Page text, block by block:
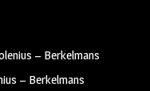
– Berkelmans
– Berkelmans